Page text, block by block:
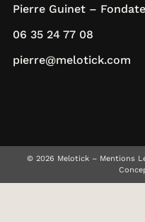
Pierre Guinet –
06 35 24 77 08
pierre@melotick.com
© 2026 Melotick – Mentions